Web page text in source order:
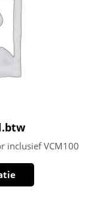
inclusief VCM100